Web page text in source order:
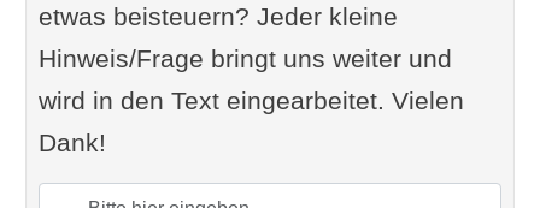
etwas beisteuern? Jeder kleine
Hinweis/Frage bringt uns weiter und
wird in den Text eingearbeitet. Vielen
Dank!